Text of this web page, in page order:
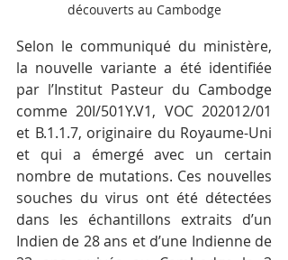
découverts au Cambodge
Selon le communiqué du ministère,
la nouvelle variante a été identifiée
par l’Institut Pasteur du Cambodge
comme 20I/501Y.V1, VOC 202012/01
et B.1.1.7, originaire du Royaume-Uni
et qui a émergé avec un certain
nombre de mutations. Ces nouvelles
souches du virus ont été détectées
dans les échantillons extraits d’un
Indien de 28 ans et d’une Indienne de